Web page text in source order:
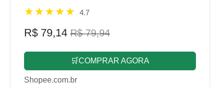
4.7
R$ 79,14 R$ 79,94
🛒COMPRAR AGORA
Shopee.com.br